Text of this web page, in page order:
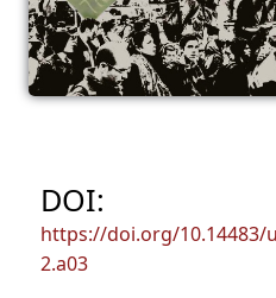
DOI:
https://doi.org/10.14483/
2.a03